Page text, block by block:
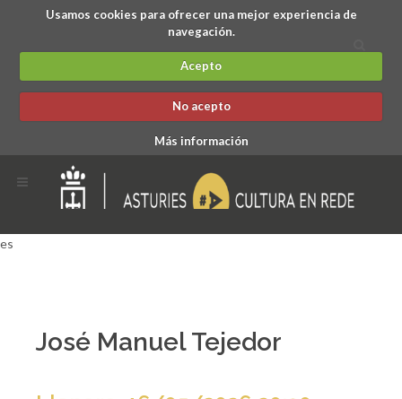
Usamos cookies para ofrecer una mejor experiencia de
navegación.
Acepto
No acepto
Más información
es
José Manuel Tejedor